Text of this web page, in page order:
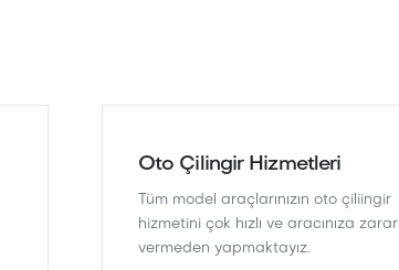
Oto Çilingir Hizmetleri
Tüm model araçlarınızın oto çiliingir
hizmetini çok hızlı ve aracınıza zarar
vermeden yapmaktayız.